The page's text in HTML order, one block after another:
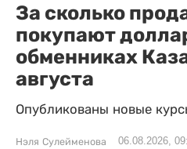
За сколько
покупают
обменниках
августа
Опубликованы новые
Нэля Сулейменова 06.08.2026,